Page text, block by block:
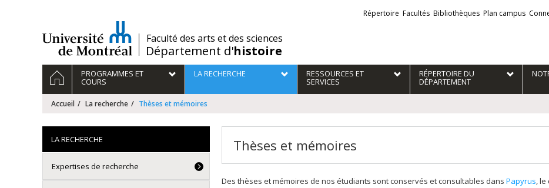
/Faculté des arts et des sciences
Département d'histoire
Liens
externes
Répertoire Facultés Bibliothèques Plan campus
Navigation
principale
ACCUEILPROGRAMMES ET
COURS
LA RECHERCHE RESSOURCES ET
SERVICES
RÉPERTOIRE DU
DÉPARTEMENT
Accueil La recherche Thèses et mémoires
Thèses et mémoires
Des thèses et mémoires de nos étudiants sont conservés et consultables dans Papyrus, le
LA RECHERCHE
Expertises de recherche